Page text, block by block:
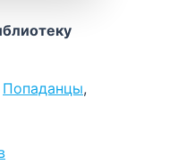
Попаданцы,